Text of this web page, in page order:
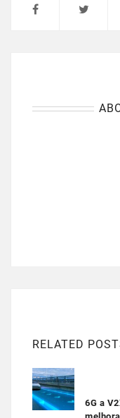
RELATED
6G a